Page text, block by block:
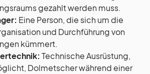
gezahlt werden muss.
Eine Person, die sich um die
und Durchführung von
kümmert.
Technische Ausrüstung,
Dolmetscher während einer